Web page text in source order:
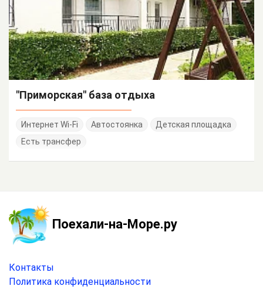
"Приморская" база отдыха
Интернет Wi-Fi Автостоянка
Детская площадка
Есть трансфер
Поехали-на-Море.ру
Контакты
Политика конфиденциальности